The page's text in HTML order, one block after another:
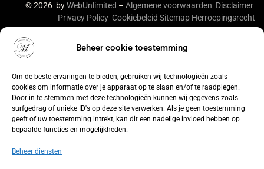
Beheer cookie toestemming
Om de beste ervaringen te bieden, gebruiken wij technologieën zoals
cookies om informatie over je apparaat op te slaan en/of te raadplegen.
Door in te stemmen met deze technologieën kunnen wij gegevens zoals
surfgedrag of unieke ID's op deze site verwerken. Als je geen toestemming
geeft of uw toestemming intrekt, kan dit een nadelige invloed hebben op
bepaalde functies en mogelijkheden.
Beheer diensten
© 2026 byWebUnlimited – Algemene voorwaarden Disclaimer
Privacy Policy Cookiebeleid Sitemap Herroepingsrecht
De waardering van lingeriebym.nl/ bij
WebwinkelKeur